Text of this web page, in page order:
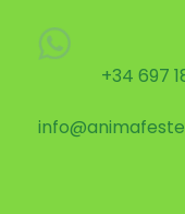
+34 697